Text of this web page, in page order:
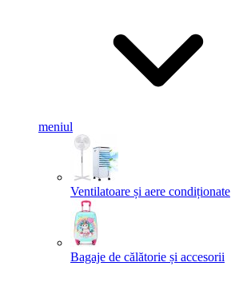
meniul
Ventilatoare și aere condiționate
Bagaje de călătorie și accesorii